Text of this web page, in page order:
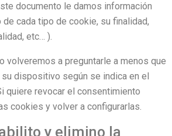
documento le damos información
cada tipo de cookie, su finalidad,
etc… ).
volveremos a preguntarle a menos que
dispositivo según se indica en el
quiere revocar el consentimiento
cookies y volver a configurarlas.
y elimino la